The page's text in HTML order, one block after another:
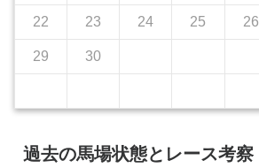
22 23 24 25 26
29 30
過去の馬場状態とレース考察